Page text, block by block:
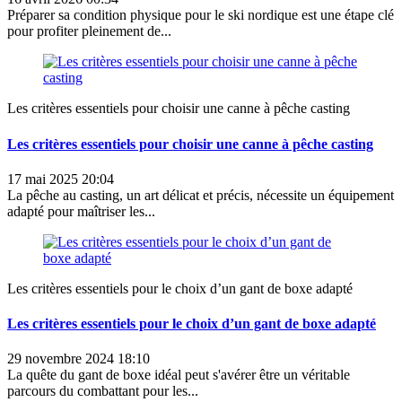
Préparer sa condition physique pour le ski nordique est une étape clé
pour profiter pleinement de...
Les critères essentiels pour choisir une canne à pêche casting
Les critères essentiels pour choisir une canne à pêche casting
17 mai 2025 20:04
La pêche au casting, un art délicat et précis, nécessite un équipement
adapté pour maîtriser les...
Les critères essentiels pour le choix d’un gant de boxe adapté
Les critères essentiels pour le choix d’un gant de boxe adapté
29 novembre 2024 18:10
La quête du gant de boxe idéal peut s'avérer être un véritable
parcours du combattant pour les...